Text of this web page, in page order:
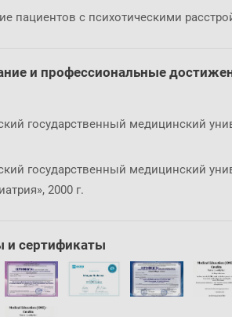
пациентов с психотическими
и профессиональные
государственный медицинский
государственный медицинский
2000 г.
сертификаты